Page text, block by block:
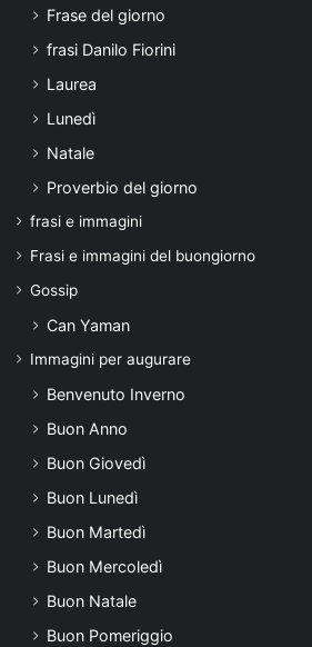
Frase del giorno
frasi Danilo Fiorini
Laurea
Lunedì
Natale
Proverbio del giorno
frasi e immagini
Frasi e immagini del buongiorno
Gossip
Can Yaman
Immagini per augurare
Benvenuto Inverno
Buon Anno
Buon Giovedì
Buon Lunedì
Buon Martedì
Buon Mercoledì
Buon Natale
Buon Pomeriggio